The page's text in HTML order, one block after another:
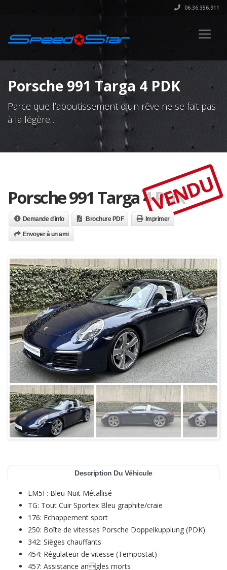
06.36.356.911
Porsche 991 Targa 4 PDK
Parce que l’aboutissement d’un rêve ne se fait pas
à la légère…
Porsche 991 Targa 4 PDK
VENDU
Demande d'info Brochure PDF Imprimer
Envoyer à un ami
Description Du Véhicule
LM5F: Bleu Nuit Métallisé
TG: Tout Cuir Sportex Bleu graphite/craie
176: Echappement sport
250: Boîte de vitesses Porsche Doppelkupplung (PDK)
342: Sièges chauffants
454: Régulateur de vitesse (Tempostat)
457: Assistance angles morts